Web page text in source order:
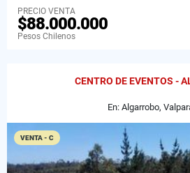
PRECIO VENTA
$88.000.000
Pesos Chilenos
CENTRO DE EVENTOS -
En: Algarrobo,
VENTA - C